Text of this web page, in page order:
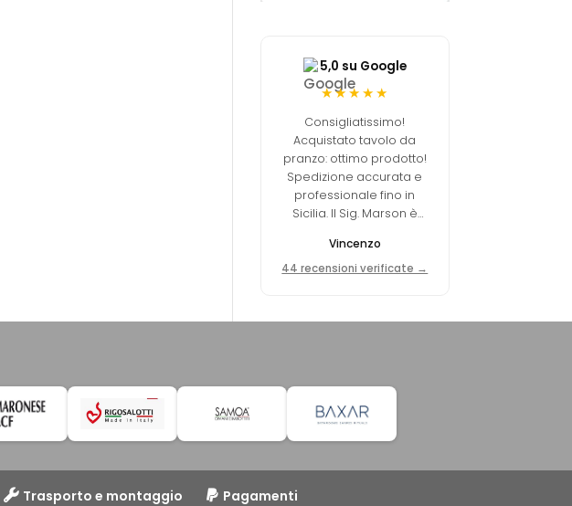
5,0 su Google
★★★★★
Consigliatissimo!
Acquistato tavolo da
pranzo: ottimo prodotto!
Spedizione accurata e
professionale fino in
Sicilia. Il Sig. Marson è
e preciso in tutto.
Vincenzo
44 recensioni verificate →
Trasporto e montaggio
Pagamenti